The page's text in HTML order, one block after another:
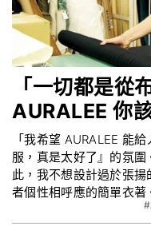
「一切都是從
AURALEE 你
「我希望 AURALEE 能
服，真是太好了』的氛
此，我不想設計過於張
者個性相呼應的簡單衣著